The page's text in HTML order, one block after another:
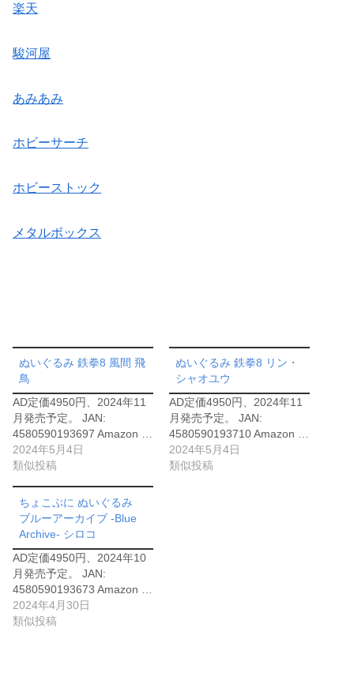
楽天
駿河屋
あみあみ
ホビーサーチ
ホビーストック
メタルボックス
ぬいぐるみ 鉄拳8 風間 飛
鳥
AD定価4950円、2024年11
月発売予定。 JAN:
4580590193697 Amazon …
2024年5月4日
類似投稿
ぬいぐるみ 鉄拳8 リン・
シャオユウ
AD定価4950円、2024年11
月発売予定。 JAN:
4580590193710 Amazon …
2024年5月4日
類似投稿
ちょこぷに ぬいぐるみ
ブルーアーカイブ -Blue
Archive- シロコ
AD定価4950円、2024年10
月発売予定。 JAN:
4580590193673 Amazon …
2024年4月30日
類似投稿